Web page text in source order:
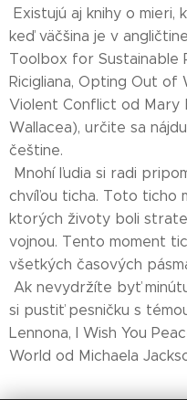
Existujú aj knihy o
keď väčšina je v
Toolbox for Sustainable
Ricigliana, Opting Out
Violent Conflict od Mary
Wallacea), určite sa
češtine.
Mnohí ľudia si radi
chvíľou ticha. Toto ticho
ktorých životy boli
vojnou. Tento moment
všetkých časových
Ak nevydržíte byť
si pustiť pesničku s
Lennona, I Wish You
World od Michaela